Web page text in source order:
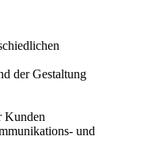
der Gestaltung
Kunden
und